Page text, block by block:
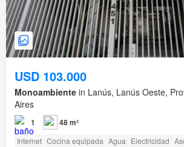
USD 103.000
Monoambiente in Lanús, Lanús Oeste,
Aires
1 48 m²
Internet Cocina equipada Agua Electricidad